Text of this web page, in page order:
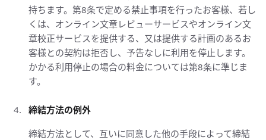
持ちます。第8条で定める禁止事項を行ったお客様、若し
くは、オンライン文章レビューサービスやオンライン文
章校正サービスを提供する、又は提供する計画のあるお
客様との契約は拒否し、予告なしに利用を停止します。
かかる利用停止の場合の料金については第8条に準じま
す。
締結方法の例外
締結方法として、互いに同意した他の手段によって締結